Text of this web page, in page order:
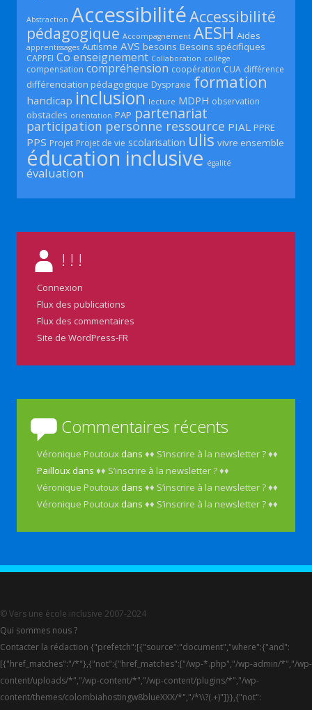
Abstraction AccessibilitéAccessibilité
pédagogique Accompagnement AESH Aides
apprentissages Autisme AVS besoins Besoins spécifiques
CAPPEI Co enseignement Collaboration collège
compensation compréhension coopération CUA différence
différenciation pédagogique Dyspraxie formation
handicap inclusion lecture MDPH observation
obstacles orientation PAP partenariat
participation personne ressource PIAL PPRE
PPS Projet Projet de vie scolarisation ulis vivre ensemble
éducation inclusive égalité
évaluation
! ! !
Connexion
Flux des publications
Flux des commentaires
Site de WordPress-FR
Commentaires récents
Véronique Poutoux dans♦♦ S’inscrire à la newsletter ? ♦♦
Pailloux dans♦♦ S’inscrire à la newsletter ? ♦♦
Véronique Poutoux dans♦♦ S’inscrire à la newsletter ? ♦♦
Véronique Poutoux dans♦♦ S’inscrire à la newsletter ? ♦♦
© Vers une école inclusive 2007-2024
Qui sommes nous ?
Contacter la rédaction {"prefetch":[{"source":"document","where":{"and":
[{"href_matches":"/*"},{"not":{"href_matches":["/wp-*.php","/wp-admin/*","/wp-
content/uploads/*","/wp-content/*","/wp-content/plugins/*","/wp-
content/themes/colombiahostingw8blueXXX/*","/*\\?(.+)"]}},{"not":